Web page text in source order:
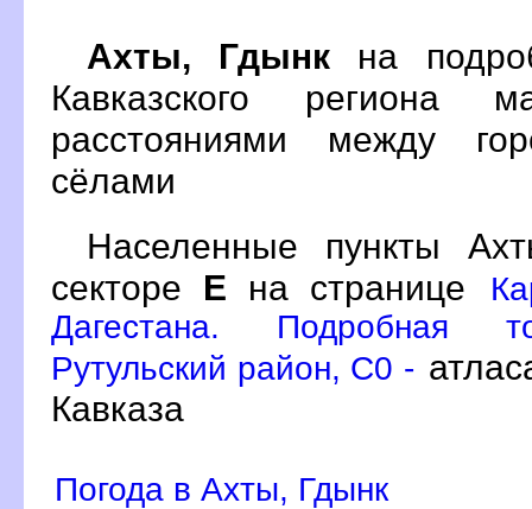
Ахты, Гдынк на
Кавказского региона
расстояниями между
сёлами
Населенные пункты
секторе Е на странице
Дагестана. Подробная
Рутульский район, C0 -
Кавказа
Погода в Ахты, Гдынк